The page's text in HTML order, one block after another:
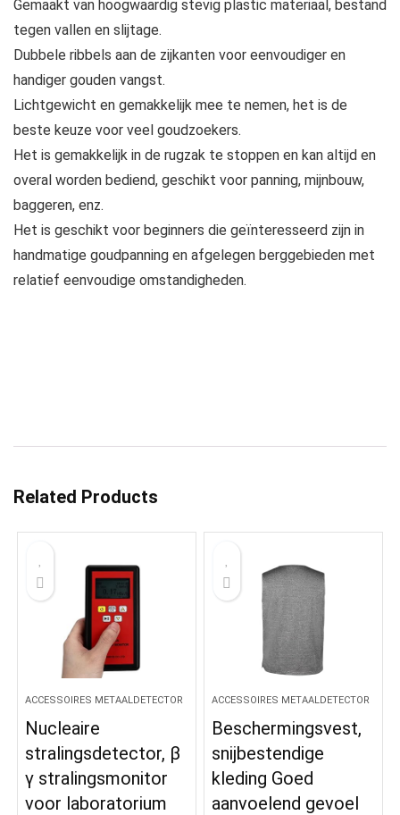
Gemaakt van hoogwaardig stevig plastic materiaal, bestand
tegen vallen en slijtage.
Dubbele ribbels aan de zijkanten voor eenvoudiger en
handiger gouden vangst.
Lichtgewicht en gemakkelijk mee te nemen, het is de
beste keuze voor veel goudzoekers.
Het is gemakkelijk in de rugzak te stoppen en kan altijd en
overal worden bediend, geschikt voor panning, mijnbouw,
baggeren, enz.
Het is geschikt voor beginners die geïnteresseerd zijn in
handmatige goudpanning en afgelegen berggebieden met
relatief eenvoudige omstandigheden.
Related Products
ACCESSOIRES METAALDETECTOR
Nucleaire
stralingsdetector, β
γ stralingsmonitor
voor laboratorium
ACCESSOIRES METAALDETECTOR
Beschermingsvest,
snijbestendige
kleding Goed
aanvoelend gevoel